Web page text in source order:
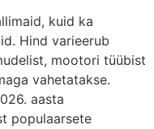
kuid ka
Hind varieerub
mootori tüübist
vahetatakse.
aasta
populaarsete